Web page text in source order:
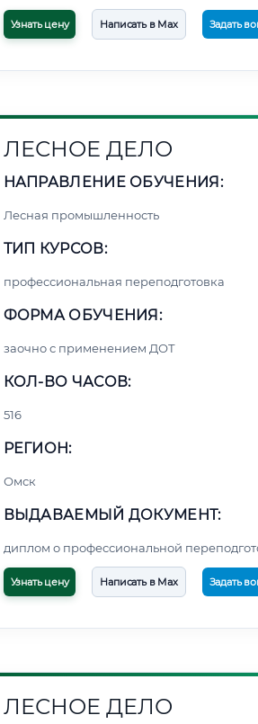
Узнать цену Написать в Max Задать
ЛЕСНОЕ ДЕЛО
НАПРАВЛЕНИЕ ОБУЧЕНИЯ:
Лесная промышленность
ТИП КУРСОВ:
профессиональная переподготовка
ФОРМА ОБУЧЕНИЯ:
заочно с применением ДОТ
КОЛ-ВО ЧАСОВ:
516
РЕГИОН:
Омск
ВЫДАВАЕМЫЙ ДОКУМЕНТ:
диплом о профессиональной
Узнать цену Написать в Max Задать
ЛЕСНОЕ ДЕЛО